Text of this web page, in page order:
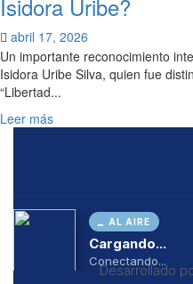
AL AIRE
Cargando...
Conectando...